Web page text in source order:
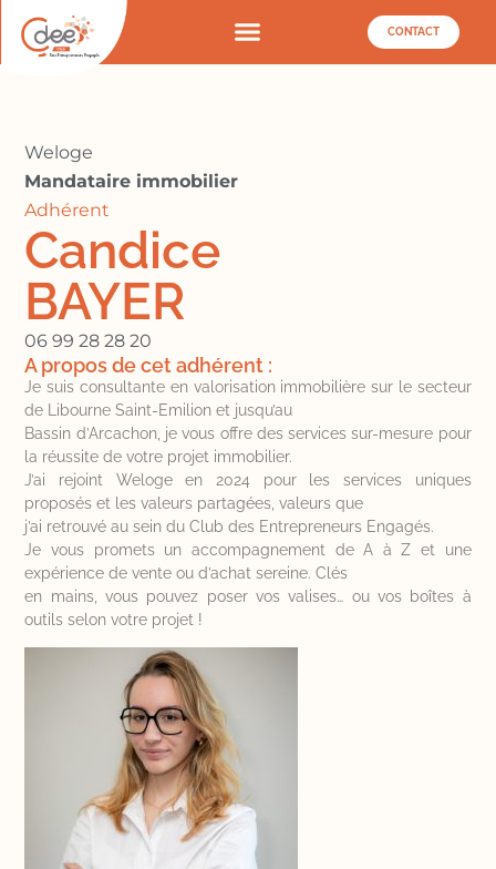
CONTACT
Weloge
Mandataire immobilier
Adhérent
Candice
BAYER
06 99 28 28 20
A propos de cet adhérent :
Je suis consultante en valorisation immobilière sur le secteur
de Libourne Saint-Emilion et jusqu’au
Bassin d’Arcachon, je vous offre des services sur-mesure pour
la réussite de votre projet immobilier.
J’ai rejoint Weloge en 2024 pour les services uniques
proposés et les valeurs partagées, valeurs que
j’ai retrouvé au sein du Club des Entrepreneurs Engagés.
Je vous promets un accompagnement de A à Z et une
expérience de vente ou d’achat sereine. Clés
en mains, vous pouvez poser vos valises… ou vos boîtes à
outils selon votre projet !